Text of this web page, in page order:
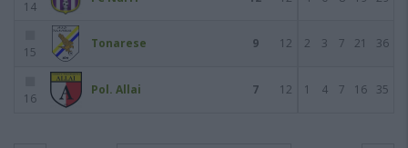
14
15
Tonarese 9 12 2 3 7 21 36
16
Pol. Allai 7 12 1 4 7 16 35